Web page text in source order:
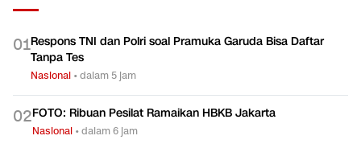
01Respons TNI dan Polri soal Pramuka Garuda Bisa Daftar
Tanpa Tes
Nasional •dalam 5 jam
02FOTO: Ribuan Pesilat Ramaikan HBKB Jakarta
Nasional •dalam 6 jam